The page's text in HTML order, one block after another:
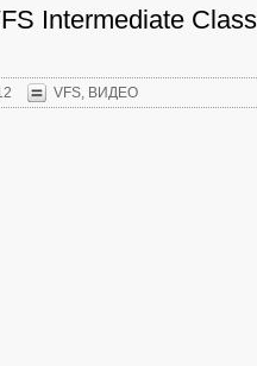
Intermediate
VFS ВИДЕО